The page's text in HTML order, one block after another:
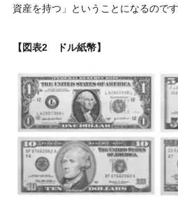
資産を持つ」ということになるのです
【図表2 ドル紙幣】